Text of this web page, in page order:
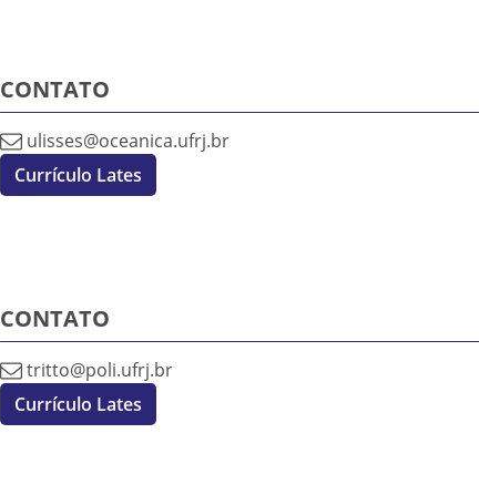
CONTATO
ulisses@oceanica.ufrj.br
Currículo Lates
CONTATO
tritto@poli.ufrj.br
Currículo Lates